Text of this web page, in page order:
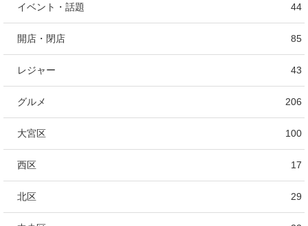
イベント・話題 44
開店・閉店 85
レジャー 43
グルメ 206
大宮区 100
西区 17
北区 29